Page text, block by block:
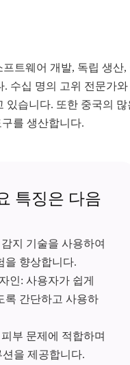
프트웨어 개발, 독립 생
수십 명의 고위 전문가
습니다. 또한 중국의
를 생산합니다.
특징은 다음
지 기술을 사용하여
을 향상합니다.
인: 사용자가 쉽게
록 간단하고 사용하
부 문제에 적합하며
을 제공합니다.